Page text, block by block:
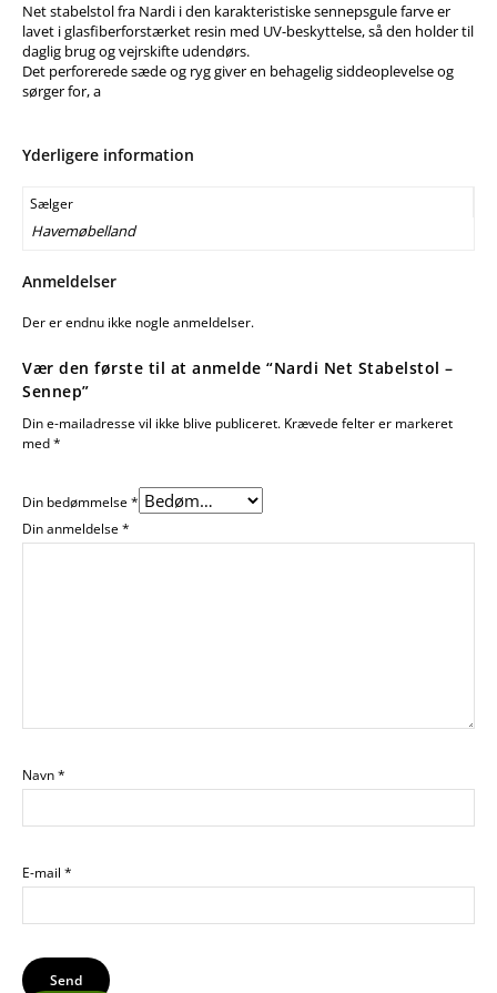
Net stabelstol fra Nardi i den karakteristiske sennepsgule farve er
lavet i glasfiberforstærket resin med UV-beskyttelse, så den holder til
daglig brug og vejrskifte udendørs.
Det perforerede sæde og ryg giver en behagelig siddeoplevelse og
sørger for, a
Yderligere information
Sælger
Havemøbelland
Anmeldelser
Der er endnu ikke nogle anmeldelser.
Vær den første til at anmelde “Nardi Net Stabelstol –
Sennep”
Din e-mailadresse vil ikke blive publiceret. Krævede felter er markeret
med*
Din bedømmelse*
Din anmeldelse*
Navn*
E-mail *